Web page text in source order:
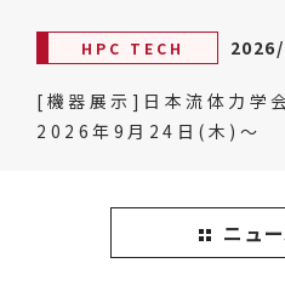
HPC TECH
[機器展示]日本流体力学
2026年9月24日(木)～
ニュ